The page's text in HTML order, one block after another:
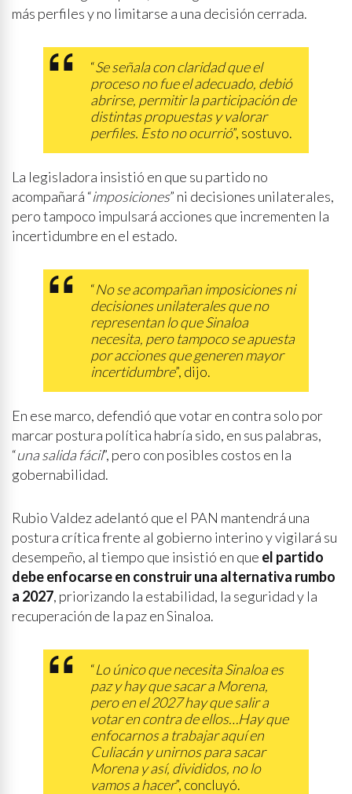
más perfiles y no limitarse a una decisión cerrada.
“Se señala con claridad que el
proceso no fue el adecuado, debió
abrirse, permitir la participación de
distintas propuestas y valorar
perfiles. Esto no ocurrió”, sostuvo.
La legisladora insistió en que su partido no
acompañará “imposiciones” ni decisiones unilaterales,
pero tampoco impulsará acciones que incrementen la
incertidumbre en el estado.
“No se acompañan imposiciones ni
decisiones unilaterales que no
representan lo que Sinaloa
necesita, pero tampoco se apuesta
por acciones que generen mayor
incertidumbre”, dijo.
En ese marco, defendió que votar en contra solo por
marcar postura política habría sido, en sus palabras,
“una salida fácil”, pero con posibles costos en la
gobernabilidad.
Rubio Valdez adelantó que el PAN mantendrá una
postura crítica frente al gobierno interino y vigilará su
desempeño, al tiempo que insistió en que el partido
debe enfocarse en construir una alternativa rumbo
a 2027, priorizando la estabilidad, la seguridad y la
recuperación de la paz en Sinaloa.
“Lo único que necesita Sinaloa es
paz y hay que sacar a Morena,
pero en el 2027 hay que salir a
votar en contra de ellos…Hay que
enfocarnos a trabajar aquí en
Culiacán y unirnos para sacar
Morena y así, divididos, no lo
vamos a hacer”, concluyó.